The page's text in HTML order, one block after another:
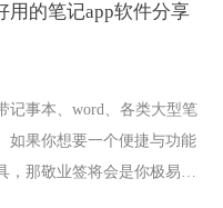
用的笔记app软件分享
记事本、word、各类大型笔
如果你想要一个便捷与功能
那敬业签将会是你极易上